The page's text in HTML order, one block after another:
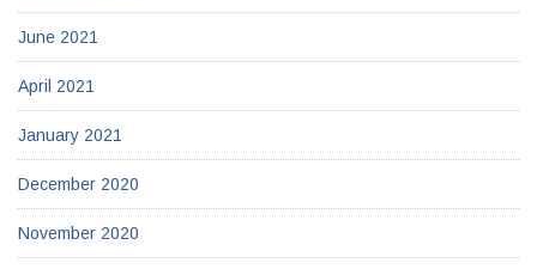
June 2021
April 2021
January 2021
December 2020
November 2020